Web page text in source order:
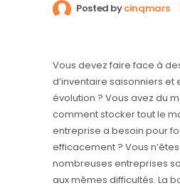
Posted bycinqmars
Vous devez faire face à
d’inventaire saisonniers et
évolution ? Vous avez du
comment stocker tout le
entreprise a besoin pour
efficacement ? Vous
nombreuses entreprises
aux mêmes difficultés. La